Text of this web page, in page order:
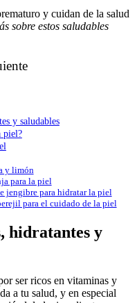
y cuidan de la salud
sobre estos saludables
y saludables
piel?
y limón
para la piel
jengibre para hidratar la piel
para el cuidado de la piel
hidratantes y
ser ricos en vitaminas y
a tu salud, y en especial